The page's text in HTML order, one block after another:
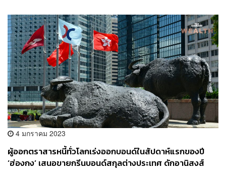
4 มกราคม 2023
ผู้ออกตราสารหนี้ทั่วโลกเร่งออกบอนด์ในสัปดาห์แรกของปี
‘ฮ่องกง’ เสนอขายกรีนบอนด์สกุลต่างประเทศ ดักอานิสงส์